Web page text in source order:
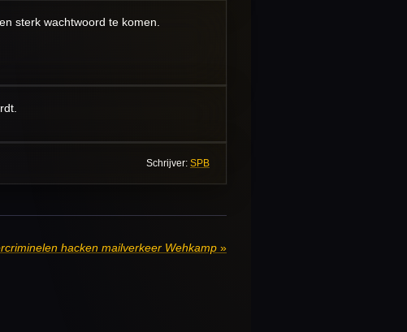
sterk wachtwoord te komen.
Schrijver: SPB
hacken mailverkeer Wehkamp »